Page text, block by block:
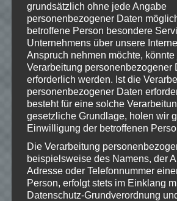
© 2002-2016 Take-Two
Software, Inc. Developed by
Games. BioShock, BioShock
Irrational Games, 2K Games
respective logos are trademarks
Two Interactive Software, Inc.
trademarks are property of their
respective owners.
Wie gefällt dir dieser
Klicke hier und
eine Bewertung da!
grundsätzlich ohne jede Angabe
personenbezogener Daten
betroffene Person besondere
Unternehmens über unsere
Anspruch nehmen möchte,
Verarbeitung personenbezogener
erforderlich werden. Ist die
personenbezogener Daten
besteht für eine solche
gesetzliche Grundlage, holen wir
Einwilligung der betroffenen
Die Verarbeitung
beispielsweise des Namens, der
Adresse oder Telefonnummer
Person, erfolgt stets im Einklang
Datenschutz-Grundverordnung